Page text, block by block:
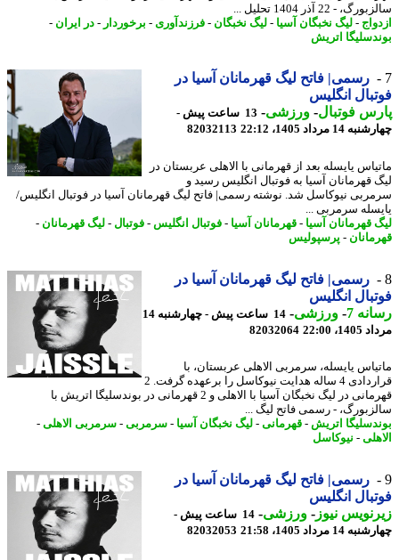
- 22 آذر 1404 تحلیل ...
-لیگ نخبگان آسیا -لیگ نخبگان-فرزندآوری - برخوردار-در ایران -
اتریش
رسمی| فاتح لیگ قهرمانان آسیا در
انگلیس
فوتبال-ورزشی-
13 ساعت پیش -
مرداد 1405، 22:12
82032113
یایسله بعد از قهرمانی با الاهلی عربستان در
قهرمانان آسیا به فوتبال انگلیس رسید و
نیوکاسل شد. نوشته رسمی| فاتح لیگ قهرمانان آسیا در فوتبال انگلیس/
سرمربی ...
قهرمانان آسیا -قهرمانان آسیا -فوتبال انگلیس-فوتبال-لیگ قهرمانان-
-پرسپولیس
رسمی| فاتح لیگ قهرمانان آسیا در
انگلیس
7
-ورزشی-
14 ساعت پیش - چهارشنبه 14
22:00
82032064
یایسله، سرمربی الاهلی عربستان، با
قراردادی 4 ساله هدایت نیوکاسل را برعهده گرفت. 2
قهرمانی در لیگ نخبگان آسیا با الاهلی و 2 قهرمانی در بوندسلیگا اتریش با
- رسمی فاتح لیگ ...
اتریش -قهرمانی-لیگ نخبگان آسیا -سرمربی- سرمربی الاهلی-
-نیوکاسل
رسمی| فاتح لیگ قهرمانان آسیا در
انگلیس
نیوز-ورزشی-
14 ساعت پیش -
مرداد 1405، 21:58
82032053